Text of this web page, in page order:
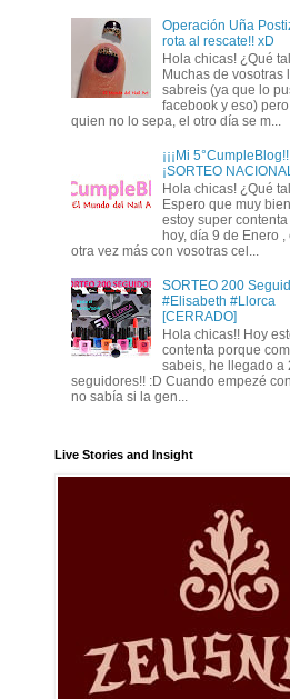
Operación Uña
rota al rescate!! xD
Hola chicas! ¿Qué
Muchas de vosotras
sabreis (ya que lo
facebook y eso)
quien no lo sepa, el otro día se m...
¡¡¡Mi
¡SORTEO
Hola chicas! ¿Qué
Espero que muy
estoy super
hoy, día 9 de Enero ,
otra vez más con vosotras cel...
SORTEO 200
#Elisabeth #Llorca
[CERRADO]
Hola chicas!! Hoy
contenta porque
sabeis, he llegado a
seguidores!! :D Cuando empezé
no sabía si la gen...
Live Stories and Insight